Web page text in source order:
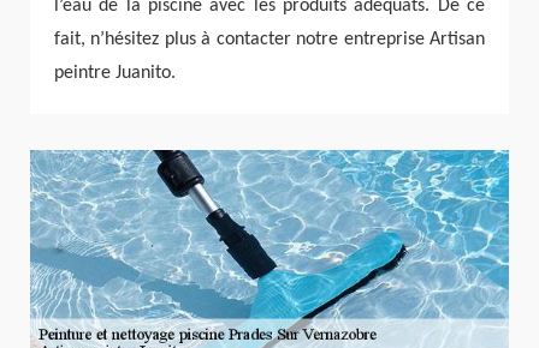
l’eau de la piscine avec les produits adéquats. De ce
fait, n’hésitez plus à contacter notre entreprise Artisan
peintre Juanito.